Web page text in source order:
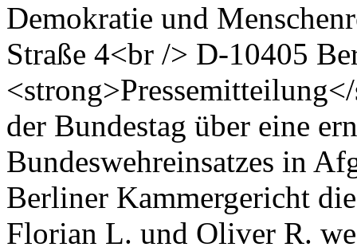
Demokratie und
Straße 4<br /> D-10405
der Bundestag über eine
Bundeswehreinsatzes in
Berliner Kammergericht
Florian L. und Oliver R.